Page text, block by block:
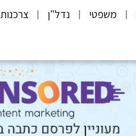
משפטי נדל"ן צרכנות